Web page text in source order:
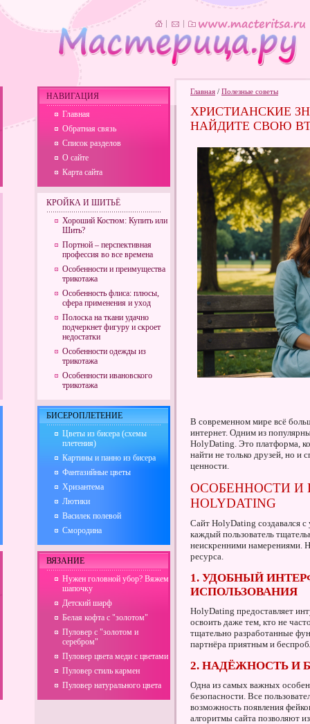
Главная / Полезные советы
ХРИСТИАНСКИЕ
НАЙДИТЕ СВОЮ
В современном мире всё
интернет. Одним из
HolyDating. Это платформа,
найти не только друзей, но и
ценности.
ОСОБЕННОСТИ
HOLYDATING
Сайт HolyDating создавался
каждый пользователь
неискренними намерениями.
ресурса.
1. УДОБНЫЙ
ИСПОЛЬЗОВАНИЯ
HolyDating предоставляет
освоить даже тем, кто не
тщательно разработанные
партнёра приятным и
2. НАДЁЖНОСТЬ И
Одна из самых важных
безопасности. Все
возможность появления
алгоритмы сайта позволяют
НАВИГАЦИЯ
Главная
Обратная связь
Список разделов
О сайте
Карта сайта
КРОЙКА И ШИТЬЁ
Хороший Костюм: Купить или
Шить?
Портной – перспективная
профессия во все времена
Особенности и преимущества
трикотажа
Особенность флиса: плюсы,
сфера применения и уход
Полоска на ткани удачно
подчеркнет фигуру и скроет
недостатки
Особенности одежды из
трикотажа
Особенности ивановского
трикотажа
БИСЕРОПЛЕТЕНИЕ
Цветы из бисера (схемы
плетения)
Картины и панно из бисера
Фантазийные цветы
Хризантема
Лютики
Василек полевой
Смородина
ВЯЗАНИЕ
Нужен головной убор? Вяжем
шапочку
Детский шарф
Белая кофта с "золотом"
Пуловер с "золотом и
серебром"
Пуловер цвета меди с цветами
Пуловер стиль кармен
Пуловер натурального цвета